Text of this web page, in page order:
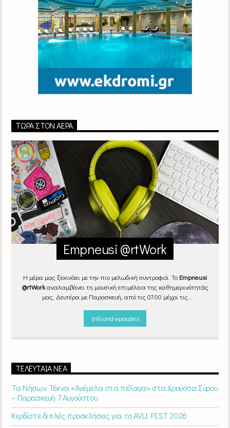
ΤΏΡΑ ΣΤΟΝ ΑΈΡΑ
Empneusi @rtWork
Η μέρα μας ξεκινάει με την πιο μελωδική συντροφιά. Το Empneusi
@rtWorkαναλαμβάνει τη μουσική επιμέλεια της καθημερινότητάς
μας, Δευτέρα με Παρασκευή, από τις 07.00 μέχρι τις
εναλλάσσονται αρμονικά, θυμίζοντάς μας πως δουλειά και
Καθημερινά(Δευτέρα-Παρασκευή)
Info and episodes
ΤΕΛΕΥΤΑΊΑ ΝΈΑ
Τα Νήσων Τέκνα «Ανέμελα στα πέλαγα» στα Χρούσσα Σύρου
– Παρασκευή 7 Αυγούστου
Κερδίστε διπλές προσκλήσεις για το AVLI FEST 2026